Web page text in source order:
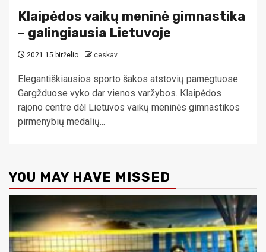
Klaipėdos vaikų meninė gimnastika
– galingiausia Lietuvoje
2021 15 birželio ceskav
Elegantiškiausios sporto šakos atstovių pamėgtuose
Gargžduose vyko dar vienos varžybos. Klaipėdos
rajono centre dėl Lietuvos vaikų meninės gimnastikos
pirmenybių medalių...
YOU MAY HAVE MISSED